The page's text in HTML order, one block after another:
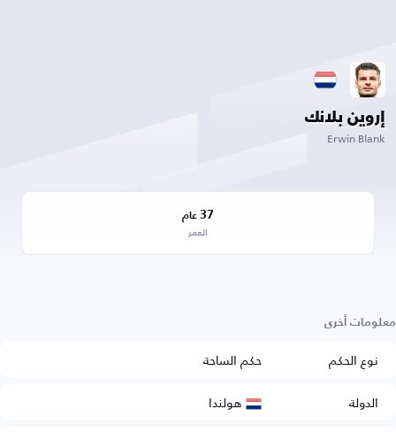
إروين بلانك
Erwin Blank
37 عام
العمر
معلومات أخرى
نوع الحكم
حكم الساحة
الدولة
هولندا